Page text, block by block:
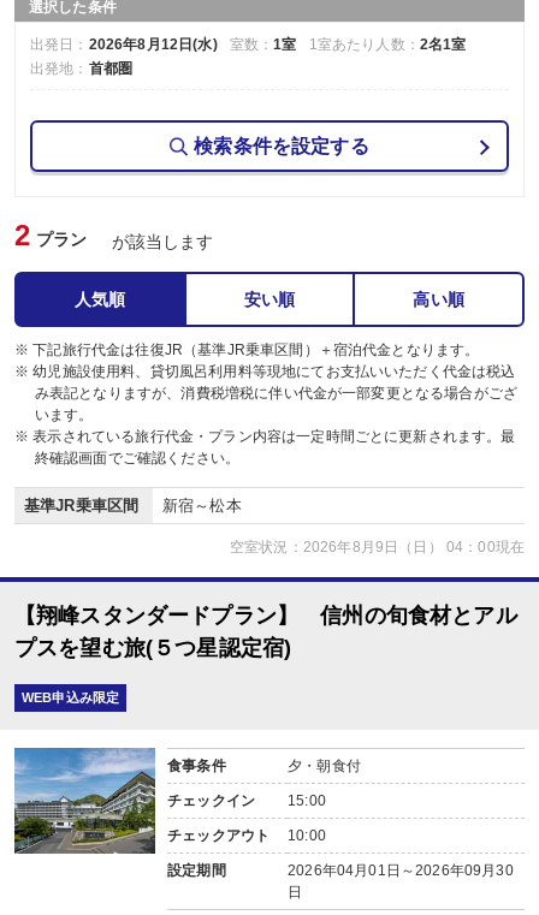
選択した条件
出発日： 2026年8月12日(水) 室数：1室 1室あたり人数： 2名1室
出発地： 首都圏
検索条件を設定する
2 プラン が該当します
人気順 安い順 高い順
※ 下記旅行代金は往復JR（基準JR乗車区間）＋宿泊代金となります。
※ 幼児施設使用料、貸切風呂利用料等現地にてお支払いいただく代金は税込
み表記となりますが、消費税増税に伴い代金が一部変更となる場合がござ
います。
※ 表示されている旅行代金・プラン内容は一定時間ごとに更新されます。最
終確認画面でご確認ください。
基準JR乗車区間 新宿～松本
空室状況：2026年8月9日（日） 04：00現在
【翔峰スタンダードプラン】 信州の旬食材とアル
プスを望む旅(５つ星認定宿)
WEB申込み限定
食事条件 夕・朝食付
チェックイン 15:00
チェックアウト 10:00
設定期間
2026年04月01日～2026年09月30
日